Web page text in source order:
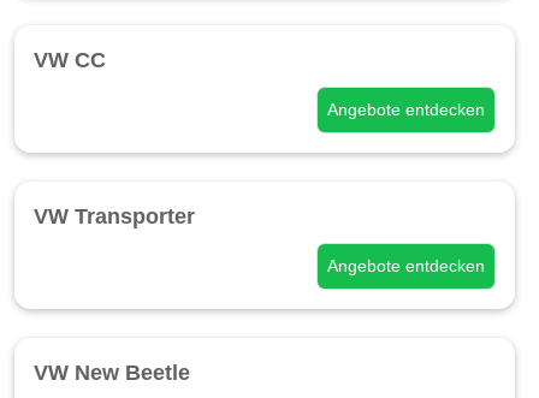
VW CC
Angebote entdecken
VW Transporter
Angebote entdecken
VW New Beetle